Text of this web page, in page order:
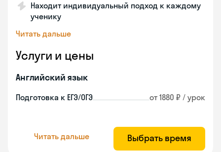
Находит индивидуальный подход к каждому
ученику
Читать дальше
Услуги и цены
Английский язык
Подготовка к ЕГЭ/ОГЭ от 1880 ₽ / урок
Читать дальше Выбрать время